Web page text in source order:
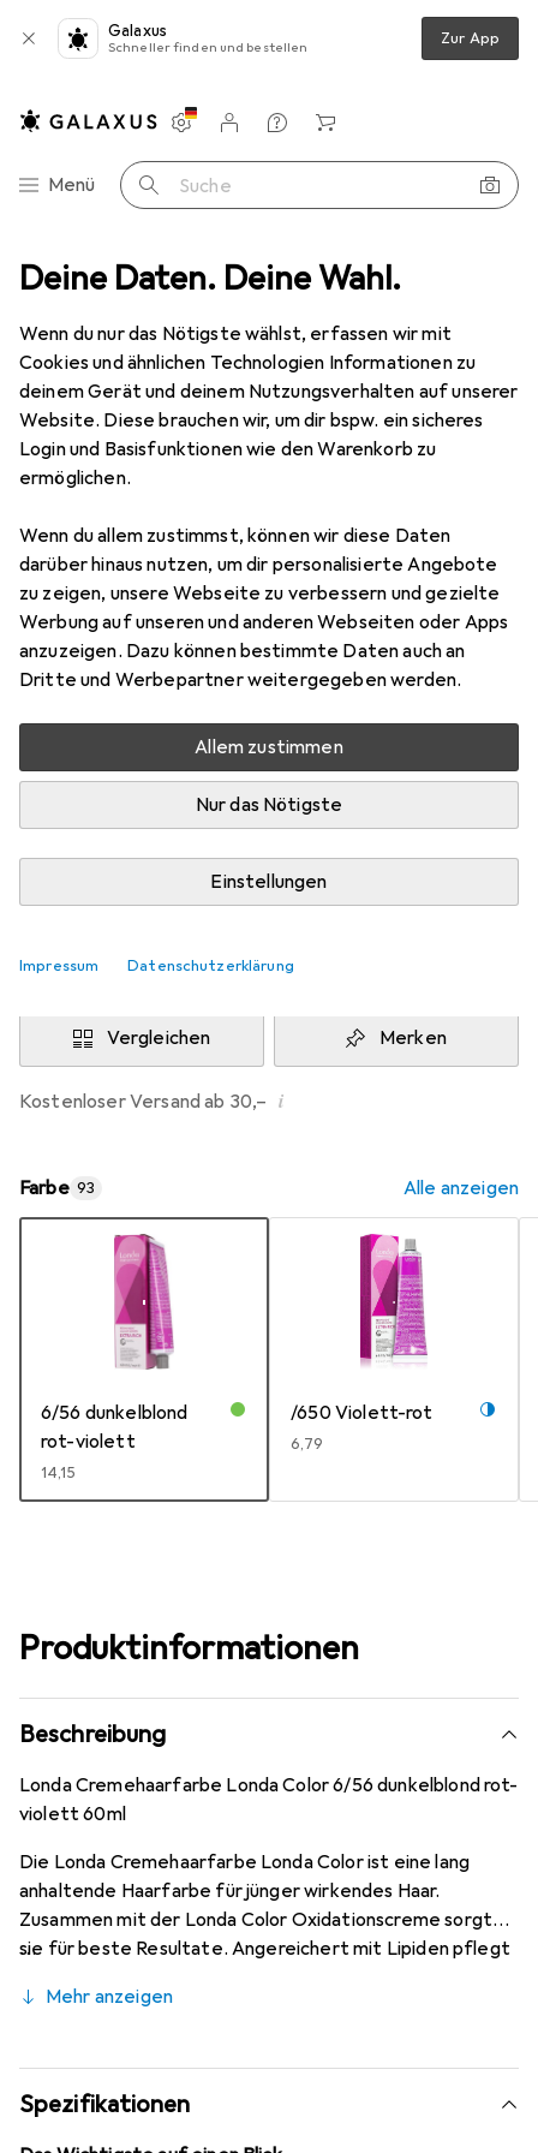
Deine Daten. Deine Wahl.
Wenn du nur das Nötigste wählst, erfassen wir mit
Cookies und ähnlichen Technologien Informationen zu
deinem Gerät und deinem Nutzungsverhalten auf unserer
Website. Diese brauchen wir, um dir bspw. ein sicheres
Login und Basisfunktionen wie den Warenkorb zu
ermöglichen.
Wenn du allem zustimmst, können wir diese Daten
darüber hinaus nutzen, um dir personalisierte Angebote
zu zeigen, unsere Webseite zu verbessern und gezielte
Werbung auf unseren und anderen Webseiten oder Apps
anzuzeigen. Dazu können bestimmte Daten auch an
Dritte und Werbepartner weitergegeben werden.
Allem zustimmen
Nur das Nötigste
Einstellungen
Impressum Datenschutzerklärung
Galaxus
Schneller finden und bestellen Zur App
Navigation nach Kategorien
Menü Suche
Einstellungen
Kundenkonto
Vergleichslisten
Merklisten
Warenkorb
Londa Cremehaarfarbe Color 6/56 dunkelblond rot-violett
2 Bilder
Londa Cremehaarfarbe Color 6/56
dunkelblond rot-violett
6/56 dunkelblond rot-violett
Preis in EUR inkl. MwSt.
EUR
14,15
11
Bewertungen
Nur 3 Stück an Lager beim Drittanbieter
Lieferort angeben für genaue Lieferzeit
BeautyHair24DE
In den Warenkorb
Vergleichen Merken
Kostenloser Versand ab 30,– i
Farbe 93 Alle anzeigen
6/56 dunkelblond
rot-violett
EUR
14,15
/650 Violett-rot
EUR
6,79
Produktinformationen
Beschreibung
Londa Cremehaarfarbe Londa Color 6/56 dunkelblond rot-
violett 60ml
Die Londa Cremehaarfarbe Londa Color ist eine lang
anhaltende Haarfarbe für jünger wirkendes Haar.
Zusammen mit der Londa Color Oxidationscreme sorgt
sie für beste Resultate. Angereichert mit Lipiden pflegt
einen einzigartigen Glanz. Die perfekte Weissabdeckung
machen das Colorieren angenehmer. Die Color-Pro-
Technologie in der Londa Cremehaarfarbe mit
haaraffinen Bestandteilen bereitet das Haar optimal auf
Mehr anzeigen
Spezifikationen